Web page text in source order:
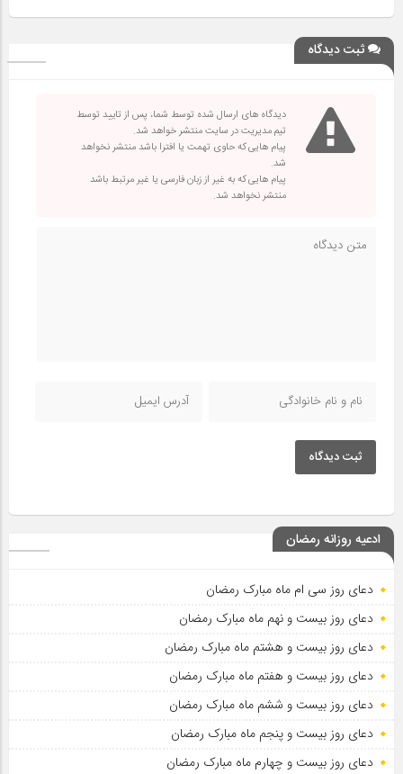
ثبت دیدگاه
دیدگاه های ارسال شده توسط شما، پس از تایید توسط
تیم مدیریت در سایت منتشر خواهد شد.
پیام هایی که حاوی تهمت یا افترا باشد منتشر نخواهد
شد.
پیام هایی که به غیر از زبان فارسی یا غیر مرتبط باشد
منتشر نخواهد شد.
ثبت دیدگاه
ادعیه روزانه رمضان
دعای روز سی ام ماه مبارک رمضان
دعای روز بیست و نهم ماه مبارک رمضان
دعای روز بیست و هشتم ماه مبارک رمضان
دعای روز بیست و هفتم ماه مبارک رمضان
دعای روز بیست و ششم ماه مبارک رمضان
دعای روز بیست و پنجم ماه مبارک رمضان
دعای روز بیست و چهارم ماه مبارک رمضان